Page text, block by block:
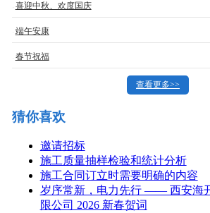
喜迎中秋、欢度国庆
端午安康
春节祝福
查看更多>>
猜你喜欢
邀请招标
施工质量抽样检验和统计分析
施工合同订立时需要明确的内容
岁序常新，电力先行 —— 西安海
限公司 2026 新春贺词